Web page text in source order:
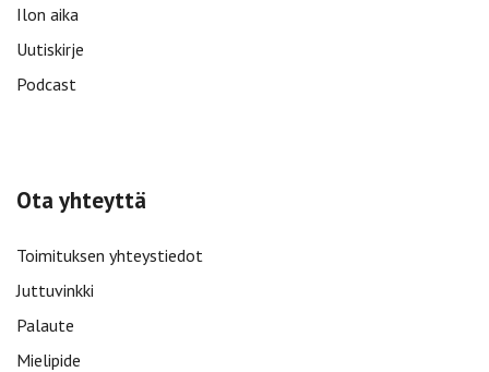
Ilon aika
Uutiskirje
Podcast
Ota yhteyttä
Toimituksen yhteystiedot
Juttuvinkki
Palaute
Mielipide